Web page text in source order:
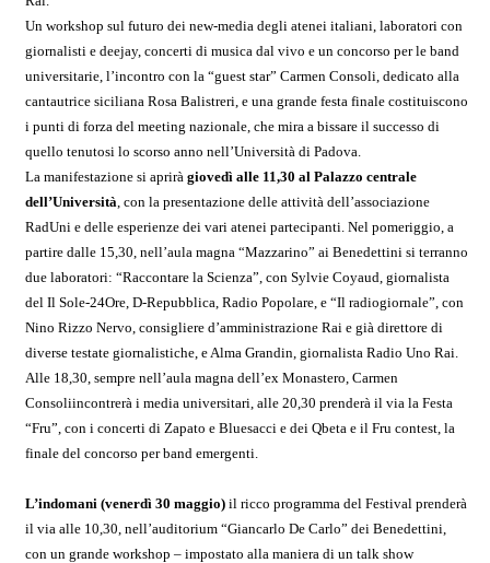
Un workshop sul futuro dei new-media degli atenei italiani, laboratori con
giornalisti e deejay, concerti di musica dal vivo e un concorso per le band
universitarie, l’incontro con la “guest star” Carmen Consoli, dedicato alla
cantautrice siciliana Rosa Balistreri, e una grande festa finale costituiscono
i punti di forza del meeting nazionale, che mira a bissare il successo di
quello tenutosi lo scorso anno nell’Università di Padova.
La manifestazione si aprirà giovedì alle 11,30 al Palazzo centrale
dell’Università , con la presentazione delle attività dell’associazione
RadUni e delle esperienze dei vari atenei partecipanti. Nel pomeriggio, a
partire dalle 15,30, nell’aula magna “Mazzarino” ai Benedettini si terranno
due laboratori: “Raccontare la Scienza”, con Sylvie Coyaud, giornalista
del Il Sole-24Ore, D-Repubblica, Radio Popolare, e “Il radiogiornale”, con
Nino Rizzo Nervo, consigliere d’amministrazione Rai e già direttore di
diverse testate giornalistiche, e Alma Grandin, giornalista Radio Uno Rai.
Alle 18,30, sempre nell’aula magna dell’ex Monastero, Carmen
Consoliincontrerà i media universitari, alle 20,30 prenderà il via la Festa
“Fru”, con i concerti di Zapato e Bluesacci e dei Qbeta e il Fru contest, la
finale del concorso per band emergenti.
L’indomani (venerdì 30 maggio) il ricco programma del Festival prenderà
il via alle 10,30, nell’auditorium “Giancarlo De Carlo” dei Benedettini,
con un grande workshop – impostato alla maniera di un talk show